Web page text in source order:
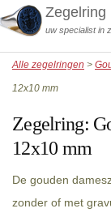
Zegelring
uw specialist in
Alle zegelringen >
12x10 mm
Zegelring:
12x10 mm
De gouden
zonder of met